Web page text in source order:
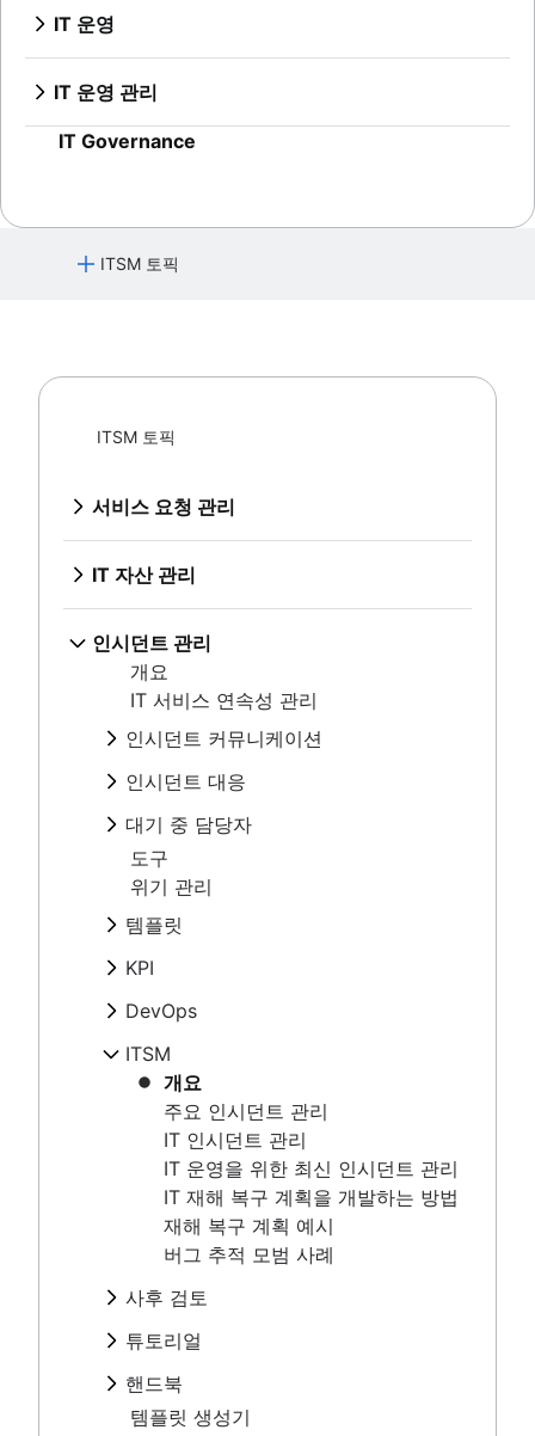
오프보딩 프로세스 이해
직원 경험 관리 전략
최고의 온보딩 소프트웨어 9가지
온보딩 워크플로
HR 헬프 데스크 소프트웨어
HR 서비스 센터
HR 프로세스 개선
HR 서비스 제공 모델
DevOps 및 ITIL 비교
ITIL 서비스 전략 가이드
지속적인 서비스 개선
IT 운영
개요
IT 인프라 관리
네트워크 인프라
IT 운영 관리
개요
시스템 업그레이드
IT 인프라
IT Governance
ITSM 토픽
SLA: 정의, 이유 및 방법
지원 센터
서비스 데스크, 지원 센터 및 ITSM 비교
IT 지원을 DevOps 방식으로 실행하는 방법
대화형 티켓팅
이메일 지원에서 전환
서비스 카탈로그
가상 에이전트란?
IT 지원
IT 티켓 시스템
Service request process
IT 자산 관리
개요
IT 및 소프트웨어 자산 관리 모범 사례
자산 추적
하드웨어 자산 관리
자산 관리 수명 주기
개요
인시던트 커뮤니케이션
워크숍
인시던트 대응
개요
모범 사례
인시던트 관제자
역할 및 책임
수명 주기
IT 지원 수준
대기 중 담당자
개요
대기 중 담당자 일정
대기 근무 급여
대기 근무 개선
IT 알림
에스컬레이션 정책
위기 관리
템플릿
개요
개요
일반 메트릭
심각도 수준
SLA, SLO, SLI 비교
오류 예산
MTTF(평균 장애 시간)
DevOps
개요
SRE
직접 구축하고 직접 운영
ChatOps
주요 인시던트 관리
IT 인시던트 관리
IT 재해 복구 계획을 개발하는 방법
재해 복구 계획 예시
버그 추적 모범 사례
비난 배제
타임라인
공개 및 비공개 비교
인시던트 커뮤니케이션
대기 중 담당자 일정
인시던트 대응
사후 검토
템플릿 생성기
핸드북 받기
2020년도 인시던트 관리 현황
2021년 인시던트 관리 현황
Compliance Management Software
Compliance Management Software
ITSM 토픽
서비스 요청 관리
개요
서비스 데스크 구축을 위한 모범 사례
IT 메트릭 및 보고
FCR(First Call Resolution)이 중요한 이
유
지원 센터
서비스 데스크, 지원 센터 및 ITSM 비교
방법
대화형 티켓팅
Jira Service Management 사용자 지정
이메일 지원에서 전환
가상 에이전트란?
IT 지원
IT 티켓 시스템
Service request process
IT 자산 관리
개요
구성 관리 데이터베이스
구성 및 자산 관리 비교
IT 및 소프트웨어 자산 관리 모범 사례
자산 추적
하드웨어 자산 관리
자산 관리 수명 주기
인시던트 관리
개요
IT 서비스 연속성 관리
인시던트 커뮤니케이션
템플릿
워크숍
인시던트 대응
모범 사례
인시던트 관제자
항공
역할 및 책임
IT 지원 수준
대기 중 담당자
개요
대기 중 담당자 일정
알림 피로
에스컬레이션 정책
도구
위기 관리
템플릿
KPI
일반 메트릭
심각도 수준
가동 중지 시간으로 인한 비용
SLA, SLO, SLI 비교
오류 예산
신뢰성 및 가용성 비교
MTTF(평균 장애 시간)
DevOps
SRE
직접 구축하고 직접 운영
문제 관리와 인시던트 관리 비교
ChatOps
ITSM
개요
주요 인시던트 관리
IT 인시던트 관리
IT 운영을 위한 최신 인시던트 관리
IT 재해 복구 계획을 개발하는 방법
재해 복구 계획 예시
버그 추적 모범 사례
사후 검토
템플릿
비난 배제
보고서
튜토리얼
인시던트 커뮤니케이션
대기 중 담당자 일정
핸드북
개요
템플릿 생성기